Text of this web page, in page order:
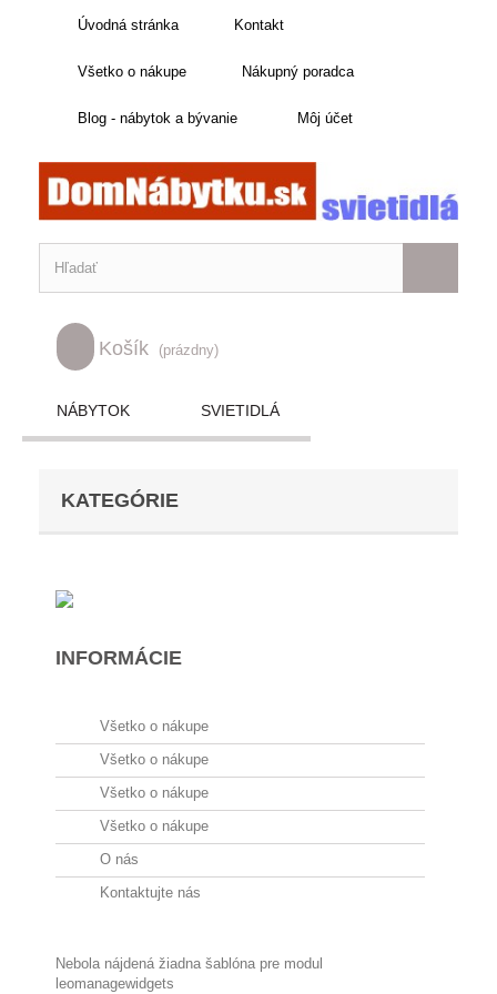
Úvodná stránka Kontakt
Všetko o nákupe Nákupný poradca
Blog - nábytok a bývanie Môj účet
Košík (prázdny)
NÁBYTOK SVIETIDLÁ
KATEGÓRIE
INFORMÁCIE
Všetko o nákupe
Všetko o nákupe
Všetko o nákupe
Všetko o nákupe
O nás
Kontaktujte nás
Nebola nájdená žiadna šablóna pre modul
leomanagewidgets